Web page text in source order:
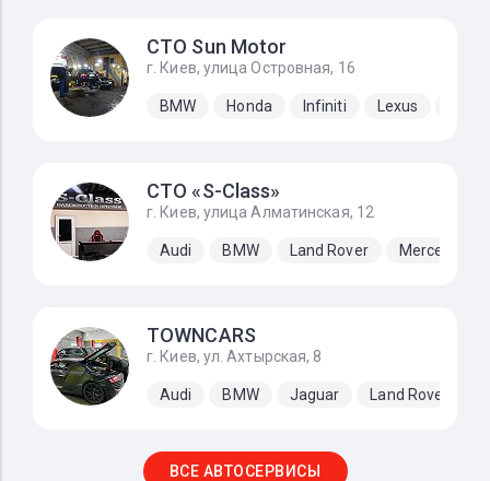
СТО Sun Motor
г. Киев, улица Островная, 16
BMW Honda Infiniti Lexus
СТО «S-Class»
г. Киев, улица Алматинская, 12
Audi BMW Land Rover Mercedes-
TOWNCARS
г. Киев, ул. Ахтырская, 8
Audi BMW Jaguar Land Rover
ВСЕ АВТОСЕРВИСЫ